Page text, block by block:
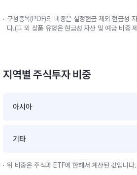
구성종목(PDF)의 비중은 설정현금 제외 현금성
다.(그 외 상품 유형은 현금성 자산 및 예금 비중
지역별 주식투자 비중
아시아
기타
위 비중은 주식과 ETF에 한해서 계산된 값입니다